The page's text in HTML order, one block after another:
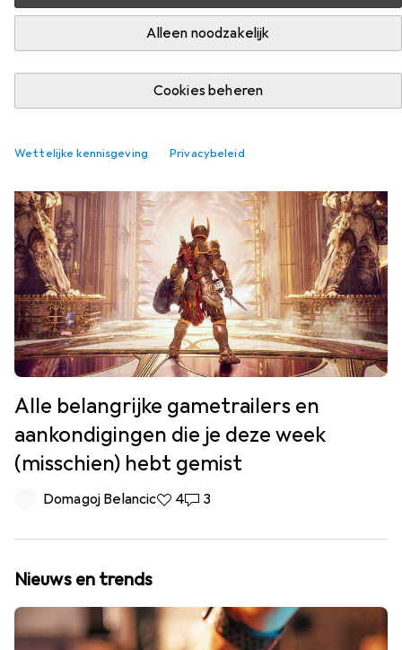
Alleen noodzakelijk
Cookies beheren
Wettelijke kennisgeving Privacybeleid
Michael Restin238 Likes
238364 Reacties
364
Alle belangrijke gametrailers en
aankondigingen die je deze week
(misschien) hebt gemist
Domagoj Belancic4 Likes
43 Reacties
3
Nieuws en trends